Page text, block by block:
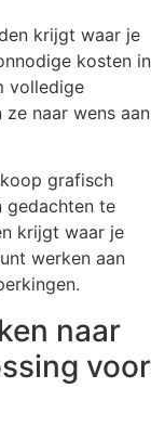
krijgt waar je
kosten in
volledige
naar wens aan
grafisch
gedachten te
krijgt waar je
werken aan
naar
voor